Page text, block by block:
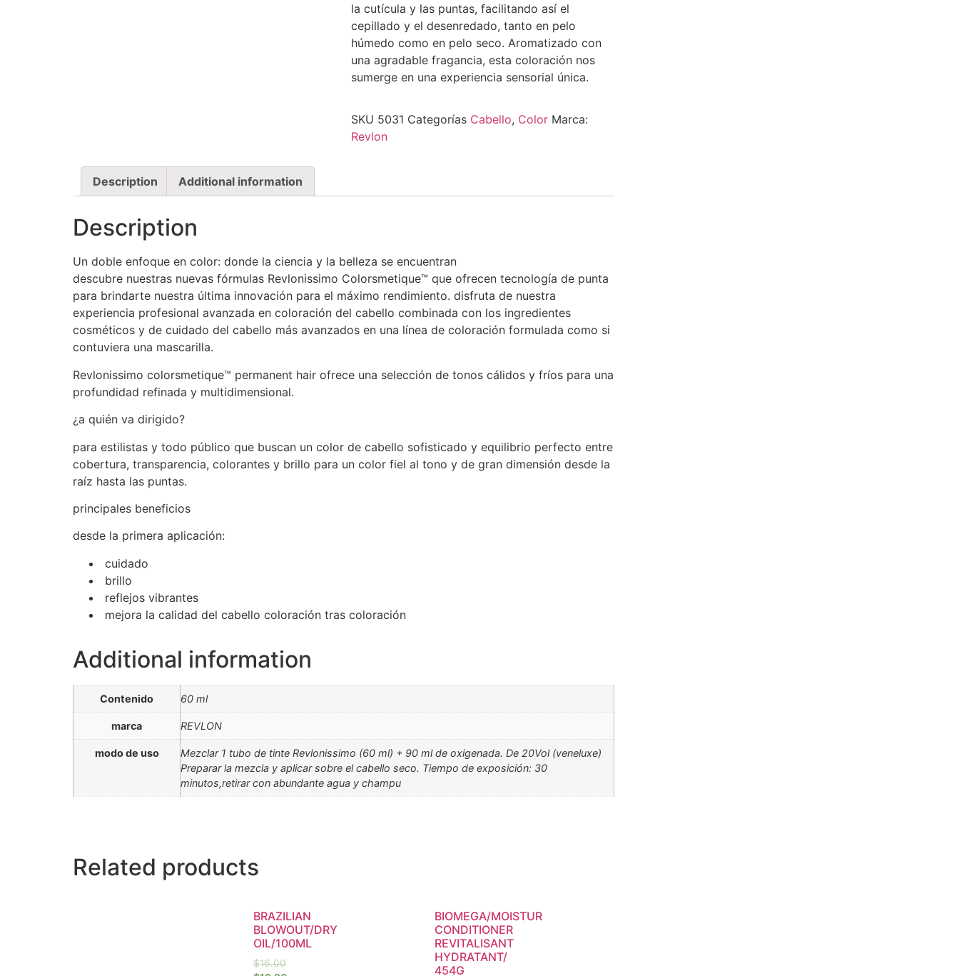
la cutícula y las puntas, facilitando así el
cepillado y el desenredado, tanto en pelo
húmedo como en pelo seco. Aromatizado con
una agradable fragancia, esta coloración nos
sumerge en una experiencia sensorial única.
SKU 5031 Categorías Cabello, Color Marca:
Revlon
Description Additional information
Description
Un doble enfoque en color: donde la ciencia y la belleza se encuentran
descubre nuestras nuevas fórmulas Revlonissimo Colorsmetique™ que ofrecen tecnología de punta
para brindarte nuestra última innovación para el máximo rendimiento. disfruta de nuestra
experiencia profesional avanzada en coloración del cabello combinada con los ingredientes
cosméticos y de cuidado del cabello más avanzados en una línea de coloración formulada como si
contuviera una mascarilla.
Revlonissimo colorsmetique™ permanent hair ofrece una selección de tonos cálidos y fríos para una
profundidad refinada y multidimensional.
¿a quién va dirigido?
para estilistas y todo público que buscan un color de cabello sofisticado y equilibrio perfecto entre
cobertura, transparencia, colorantes y brillo para un color fiel al tono y de gran dimensión desde la
raíz hasta las puntas.
principales beneficios
desde la primera aplicación:
cuidado
brillo
reflejos vibrantes
mejora la calidad del cabello coloración tras coloración
Additional information
Contenido 60 ml
marca REVLON
modo de uso
Mezclar 1 tubo de tinte Revlonissimo (60 ml) + 90 ml de oxigenada. De 20Vol (veneluxe)
Preparar la mezcla y aplicar sobre el cabello seco. Tiempo de exposición: 30
minutos,retirar con abundante agua y champu
Related products
BRAZILIAN
BLOWOUT/DRY
OIL/100ML
$16.00
BIOMEGA/MOISTUR
CONDITIONER
REVITALISANT
HYDRATANT/
454G